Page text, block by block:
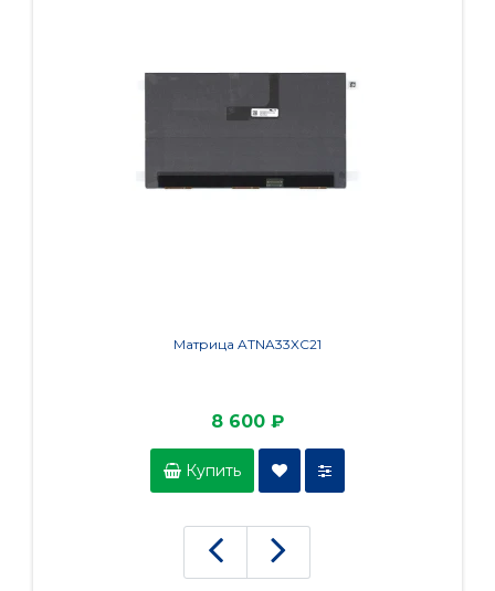
Матрица ATNA33XC21
8 600 ₽
Купить